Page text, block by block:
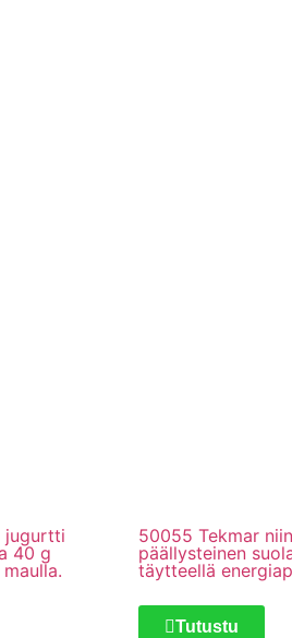
jugurtti
40 g
50055 Tekmar
päällysteinen
täytteellä
Tutustu